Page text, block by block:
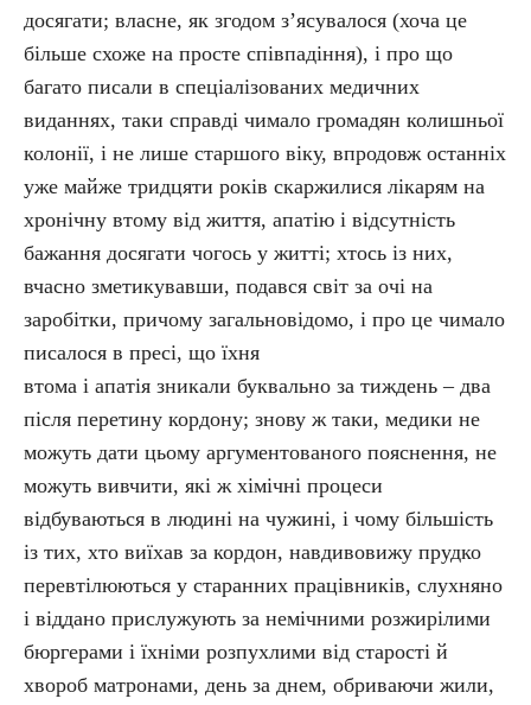
досягати; власне, як згодом з’ясувалося (хоча це
більше схоже на просте співпадіння), і про що
багато писали в спеціалізованих медичних
виданнях, таки справді чимало громадян колишньої
колонії, і не лише старшого віку, впродовж останніх
уже майже тридцяти років скаржилися лікарям на
хронічну втому від життя, апатію і відсутність
бажання досягати чогось у житті; хтось із них,
вчасно зметикувавши, подався світ за очі на
заробітки, причому загальновідомо, і про це чимало
писалося в пресі, що їхня
втома і апатія зникали буквально за тиждень – два
після перетину кордону; знову ж таки, медики не
можуть дати цьому аргументованого пояснення, не
можуть вивчити, які ж хімічні процеси
відбуваються в людині на чужині, і чому більшість
із тих, хто виїхав за кордон, навдивовижу прудко
перевтілюються у старанних працівників, слухняно
і віддано прислужують за немічними розжирілими
бюргерами і їхніми розпухлими від старості й
хвороб матронами, день за днем, обриваючи жили,